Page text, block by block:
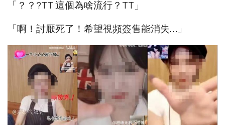
「？？?TT 這個為啥流行？TT」
「啊！討厭死了！希望視頻簽售能消失…」